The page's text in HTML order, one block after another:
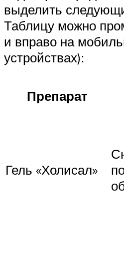
выделить
Таблицу можно
и вправо на
устройствах):
Препарат
Гель «Холисал»